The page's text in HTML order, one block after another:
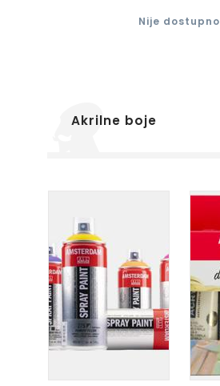
Nije dostupno
Akrilne boje